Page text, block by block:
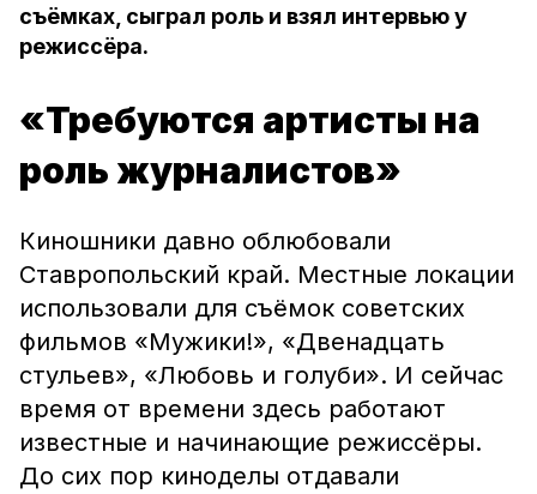
съёмках, сыграл роль и взял интервью у
режиссёра.
«Требуются артисты на
роль журналистов»
Киношники давно облюбовали
Ставропольский край. Местные локации
использовали для съёмок советских
фильмов «Мужики!», «Двенадцать
стульев», «Любовь и голуби». И сейчас
время от времени здесь работают
известные и начинающие режиссёры.
До сих пор киноделы отдавали